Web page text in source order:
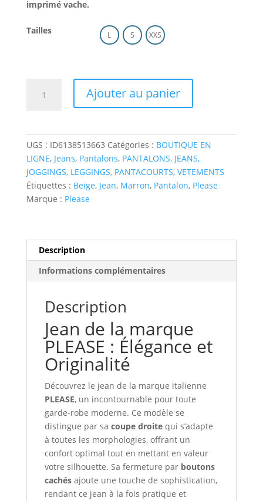
était :
96,00 €.49,00 €.
imprimé vache.
Tailles L S XXS
Ajouter au panier
UGS : ID6138513663 Catégories : BOUTIQUE EN
LIGNE, Jeans, Pantalons, PANTALONS, JEANS,
JOGGINGS, LEGGINGS, PANTACOURTS, VETEMENTS
Étiquettes : Beige, Jean, Marron, Pantalon, Please
Marque : Please
Description
Informations complémentaires
Description
Jean de la marque
PLEASE : Élégance et
Originalité
Découvrez le jean de la marque italienne
PLEASE, un incontournable pour toute
garde-robe moderne. Ce modèle se
distingue par sa coupe droitequi s’adapte
à toutes les morphologies, offrant un
confort optimal tout en mettant en valeur
votre silhouette. Sa fermeture par boutons
cachésajoute une touche de sophistication,
rendant ce jean à la fois pratique et